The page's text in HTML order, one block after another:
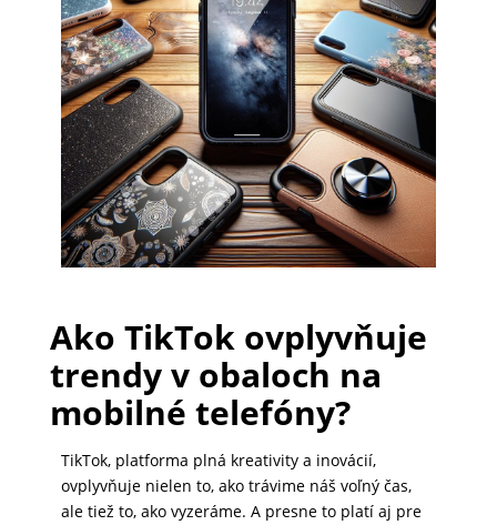
PRÍSLUŠENSTVO
MOBILY
PRÍSLUŠENSTVO
TABLETY
NOTEBOOK
GAMING
AUTOPRÍSLUŠENSTVO
Ako TikTok ovplyvňuje
trendy v obaloch na
mobilné telefóny?
TikTok, platforma plná kreativity a inovácií,
ovplyvňuje nielen to, ako trávime náš voľný čas,
ale tiež to, ako vyzeráme. A presne to platí aj pre